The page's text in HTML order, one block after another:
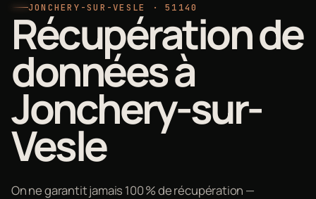
JONCHERY-SUR-VESLE · 51140
Récupération de
données à
Jonchery-sur-
Vesle
On ne garantit jamais 100 % de récupération —